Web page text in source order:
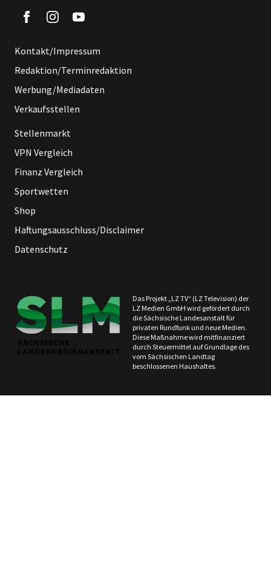
Kontakt/Impressum
Redaktion/Terminredaktion
Werbung/Mediadaten
Verkaufsstellen
Stellenmarkt
VPN Vergleich
Finanz Vergleich
Sportwetten
Shop
Haftungsausschluss/Disclaimer
Datenschutz
Das Projekt „LZ TV“ (LZ Television) der
LZ Medien GmbH wird gefördert durch
die Sächsische Landesanstalt für
privaten Rundfunk und neue Medien.
Diese Maßnahme wird mitfinanziert
durch Steuermittel auf Grundlage des
vom Sächsischen Landtag
beschlossenen Haushaltes.